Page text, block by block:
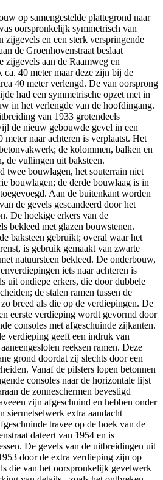
op samengestelde plattegrond naar
oorspronkelijk symmetrisch van
zijgevels en een sterk verspringende
de Groenhovenstraat beslaat
zijgevels aan de Raamweg en
40 meter maar deze zijn bij de
40 meter verlengd. De van oorsprong
had een symmetrische opzet met in
in het verlengde van de hoofdingang.
van 1933 grotendeels
de nieuw gebouwde gevel in een
naar achteren is verplaatst. Het
de kolommen, balken en
de vullingen uit baksteen.
twee bouwlagen, het souterrain niet
bouwlagen; de derde bouwlaag is in
Aan de buitenkant worden
de gevels gescandeerd door het
De hoekige erkers van de
bekleed met glazen bouwstenen.
baksteen gebruikt; overal waar het
is gebruik gemaakt van zwarte
natuursteen bekleed. De onderbouw,
iets naar achteren is
uit ondiepe erkers, die door dubbele
de stalen ramen tussen de
breed als die op de verdiepingen. De
eerste verdieping wordt gevormd door
consoles met afgeschuinde zijkanten.
verdieping geeft een indruk van
reeksen ramen. Deze
grond doordat zij slechts door een
Vanaf de pilsters lopen betonnen
consoles naar de horizontale lijst
de zonneschermen bevestigd
zijn afgeschuind en hebben onder
siermetselwerk extra aandacht
travee op de hoek van de
dateert van 1954 en is
De gevels van de uitbreidingen uit
door de extra verdieping zijn op
die van het oorspronkelijk gevelwerk